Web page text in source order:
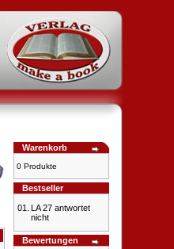
Warenkorb
0 Produkte
Bestseller
01. LA 27 antwortet
nicht
Bewertungen